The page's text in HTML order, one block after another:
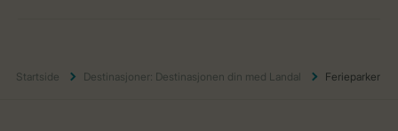
Startside Destinasjoner: Destinasjonen din med Landal Ferieparker